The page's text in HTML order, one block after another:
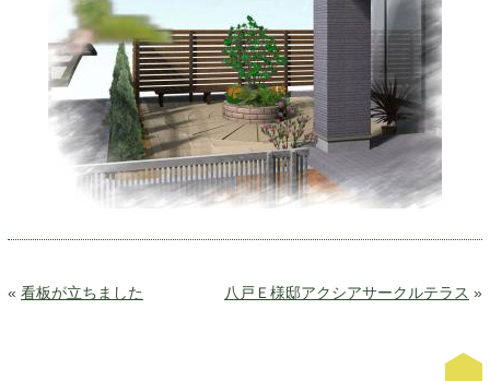
« 看板が立ちました 八戸Ｅ様邸アクシアサークルテラス »